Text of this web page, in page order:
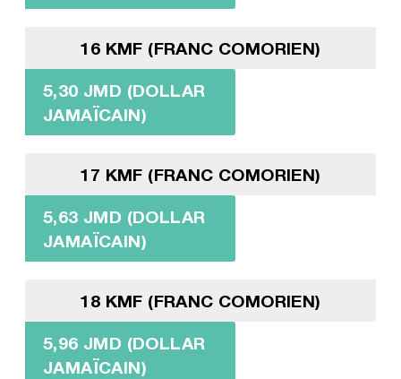
16 KMF (FRANC COMORIEN)
5,30 JMD (DOLLAR
JAMAÏCAIN)
17 KMF (FRANC COMORIEN)
5,63 JMD (DOLLAR
JAMAÏCAIN)
18 KMF (FRANC COMORIEN)
5,96 JMD (DOLLAR
JAMAÏCAIN)